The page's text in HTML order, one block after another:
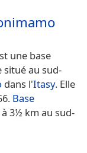
une base
situé au sud-
dans l'Itasy. Elle
Base
3½ km au sud-